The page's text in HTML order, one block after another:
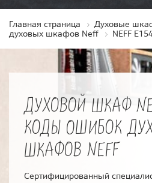
Главная страница Духовые
духовых шкафов Neff
NEFF
ДУХОВОЙ ШКАФ
КОДЫ ОШИБОК
ШКАФОВ NEFF
Сертифицированный